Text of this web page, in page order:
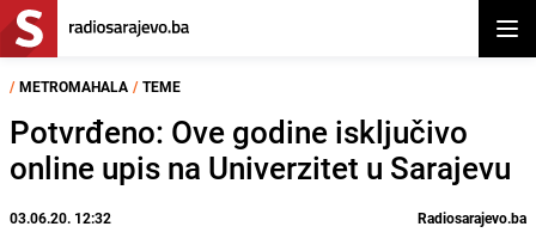
/ METROMAHALA / TEME
Potvrđeno: Ove godine isključivo
online upis na Univerzitet u Sarajevu
03.06.20. 12:32 Radiosarajevo.ba